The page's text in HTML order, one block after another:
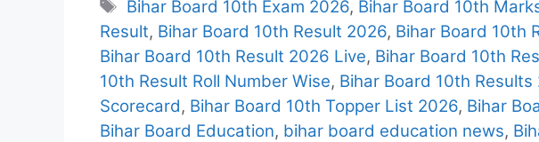
Tags
Bihar Board 10th Exam 2026, Bihar Board 10th
Result, Bihar Board 10th Result 2026, Bihar Board 10th
Bihar Board 10th Result 2026 Live, Bihar Board 10th
10th Result Roll Number Wise, Bihar Board 10th Results
Scorecard, Bihar Board 10th Topper List 2026, Bihar
Bihar Board Education, bihar board education news,